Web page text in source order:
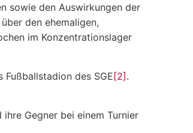
sowie den Auswirkungen der
den ehemaligen,
im Konzentrationslager
des SGE[2].
Gegner bei einem Turnier